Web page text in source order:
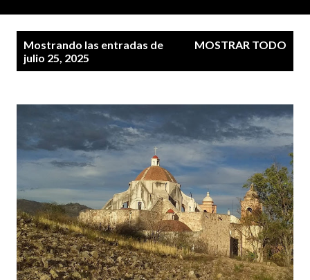
Mostrando las entradas de
julio 25, 2025
MOSTRAR TODO